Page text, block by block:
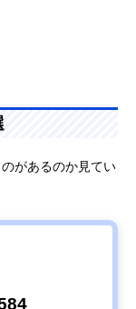
があるのか見てい